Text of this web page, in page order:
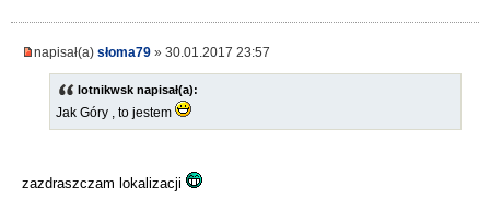
napisał(a) słoma79 » 30.01.2017 23:57
lotnikwsk napisał(a):
Jak Góry , to jestem
zazdraszczam lokalizacji